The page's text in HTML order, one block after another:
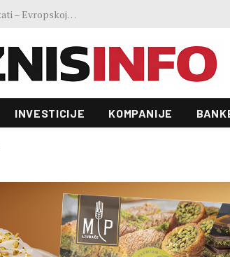
Ministar Forto: Profesionalni vozači ne mogu više čekati – Evropskoj komisiji ponudili smo provodivo rješenje
INVESTICIJE KOMPANIJE